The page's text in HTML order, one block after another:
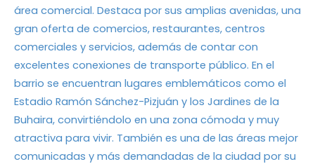
área comercial. Destaca por sus amplias avenidas, una
gran oferta de comercios, restaurantes, centros
comerciales y servicios, además de contar con
excelentes conexiones de transporte público. En el
barrio se encuentran lugares emblemáticos como el
Estadio Ramón Sánchez-Pizjuán y los Jardines de la
Buhaira, convirtiéndolo en una zona cómoda y muy
atractiva para vivir. También es una de las áreas mejor
comunicadas y más demandadas de la ciudad por su